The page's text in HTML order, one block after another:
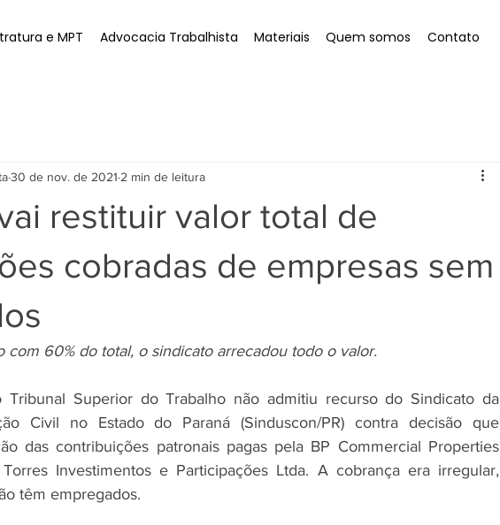
e MPT Advocacia Trabalhista Materiais Quem somos Contato
restituir valor total de
cobradas de empresas sem
30 de nov. de 2021 2 min de leitura
com 60% do total, o sindicato arrecadou todo o valor.
Tribunal Superior do Trabalho não admitiu recurso do Sindicato da
Civil no Estado do Paraná (Sinduscon/PR) contra decisão que
das contribuições patronais pagas pela BP Commercial Properties
Investimentos e Participações Ltda. A cobrança era irregular,
têm empregados.